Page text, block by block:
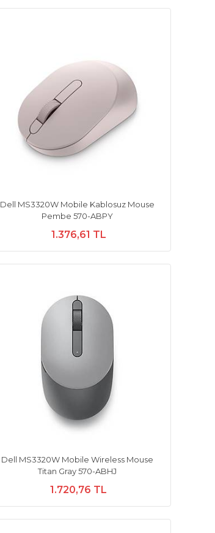
Dell MS3320W Mobile Kablosuz Mouse
Pembe 570-ABPY
1.376,61 TL
Dell MS3320W Mobile Wireless Mouse
Titan Gray 570-ABHJ
1.720,76 TL